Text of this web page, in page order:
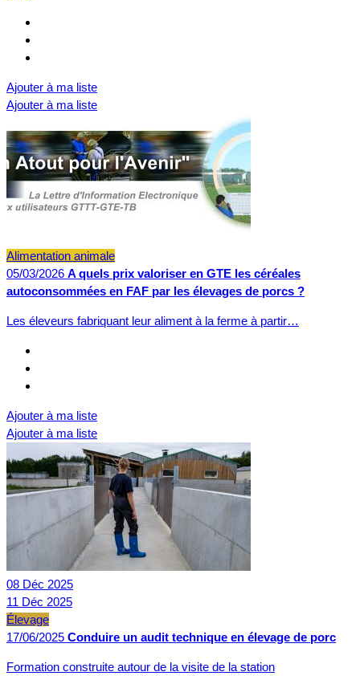
Ajouter à ma liste
Ajouter à ma liste
Alimentation animale
05/03/2026 A quels prix valoriser en GTE les céréales
autoconsommées en FAF par les élevages de porcs ?
Les éleveurs fabriquant leur aliment à la ferme à partir…
Ajouter à ma liste
Ajouter à ma liste
08 Déc 2025
11 Déc 2025
Élevage
17/06/2025 Conduire un audit technique en élevage de porc
Formation construite autour de la visite de la station